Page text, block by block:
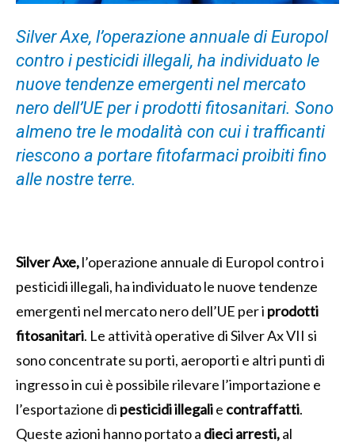
Silver Axe, l’operazione annuale di Europol
contro i pesticidi illegali, ha individuato le
nuove tendenze emergenti nel mercato
nero dell’UE per i prodotti fitosanitari. Sono
almeno tre le modalità con cui i trafficanti
riescono a portare fitofarmaci proibiti fino
alle nostre terre.
Silver Axe,l’operazione annuale di Europol contro i
pesticidi illegali, ha individuato le nuove tendenze
emergenti nel mercato nero dell’UE per i prodotti
fitosanitari. Le attività operative di Silver Ax VII si
sono concentrate su porti, aeroporti e altri punti di
ingresso in cui è possibile rilevare l’importazione e
l’esportazione di pesticidi illegalie contraffatti.
Queste azioni hanno portato a dieci arresti,al